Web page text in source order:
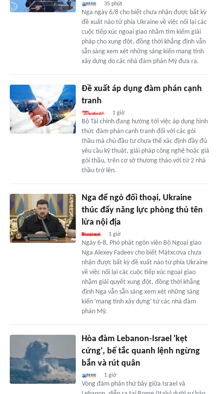
35 phút
Nga ngày 6/8 cho biết chưa nhận được bất kỳ
đề xuất nào từ phía Ukraine về việc nối lại các
cuộc tiếp xúc ngoại giao nhằm tìm kiếm giải
pháp cho xung đột, đồng thời khẳng định vẫn
sẵn sàng xem xét những sáng kiến mang tính
xây dựng do các nhà đàm phán Mỹ đưa ra.
Đề xuất áp dụng đàm phán cạnh
tranh
1 giờ
Bộ Tài chính đang hướng tới việc áp dụng hình
thức đàm phán cạnh tranh đối với các gói
thầu mà chủ đầu tư chưa thể xác định đầy đủ
yêu cầu kỹ thuật, giải pháp công nghệ hoặc giá
gói thầu, trên cơ sở thương thảo với từ 2 nhà
thầu trở lên.
Nga để ngỏ đối thoại, Ukraine
thúc đẩy năng lực phòng thủ tên
lửa nội địa
1 giờ
Ngày 6-8, Phó phát ngôn viên Bộ Ngoại giao
Nga Alexey Fadeev cho biết Mátxcơva chưa
nhận được bất kỳ đề xuất nào từ phía Ukraine
về việc nối lại các cuộc tiếp xúc ngoại giao
nhằm giải quyết xung đột, đồng thời khẳng
định Nga vẫn sẵn sàng xem xét những sáng
kiến 'mang tính xây dựng' từ các nhà đàm
phán Mỹ.
Hòa đàm Lebanon-Israel 'kẹt
cứng', bế tắc quanh lệnh ngừng
bắn và rút quân
1 giờ
Vòng đàm phán thứ bảy giữa Israel và